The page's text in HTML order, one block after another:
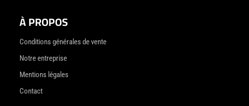
À PROPOS
Conditions générales de vente
Notre entreprise
Mentions légales
Contact